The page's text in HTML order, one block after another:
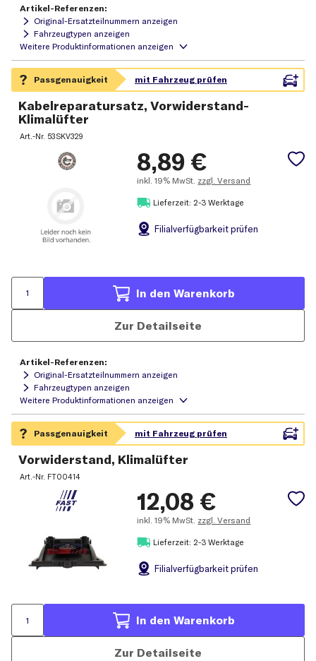
Artikel-Referenzen:
Original-Ersatzteilnummern anzeigen
Fahrzeugtypen anzeigen
Kabelreparatursatz, Vorwiderstand-
Klimalüfter
Art.-Nr. 53SKV329
8,89 €
inkl. 19% MwSt. zzgl. Versand
Lieferzeit: 2-3 Werktage
Filialverfügbarkeit prüfen
In den Warenkorb
Zur Detailseite
Artikel-Referenzen:
Original-Ersatzteilnummern anzeigen
Fahrzeugtypen anzeigen
Vorwiderstand, Klimalüfter
Art.-Nr. FT00414
12,08 €
inkl. 19% MwSt. zzgl. Versand
Lieferzeit: 2-3 Werktage
Filialverfügbarkeit prüfen
In den Warenkorb
Zur Detailseite